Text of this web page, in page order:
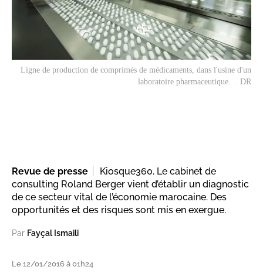
Ligne de production de comprimés de médicaments, dans l'usine d'un
laboratoire pharmaceutique. . DR
Revue de presse
Kiosque360. Le cabinet de
consulting Roland Berger vient d’établir un diagnostic
de ce secteur vital de l’économie marocaine. Des
opportunités et des risques sont mis en exergue.
Par Fayçal Ismaili
Le 12/01/2016 à 01h24